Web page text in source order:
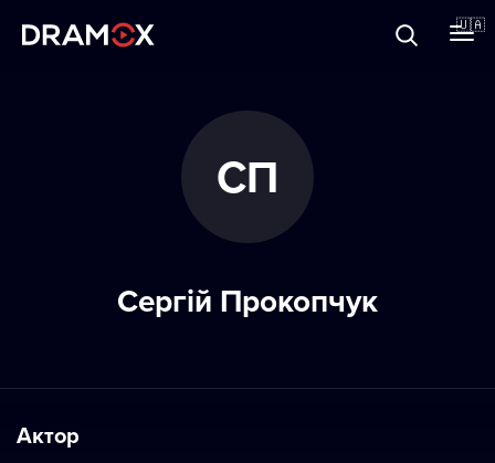
🇺🇦
Зареєструватися
СП
Сергій Прокопчук
Актор